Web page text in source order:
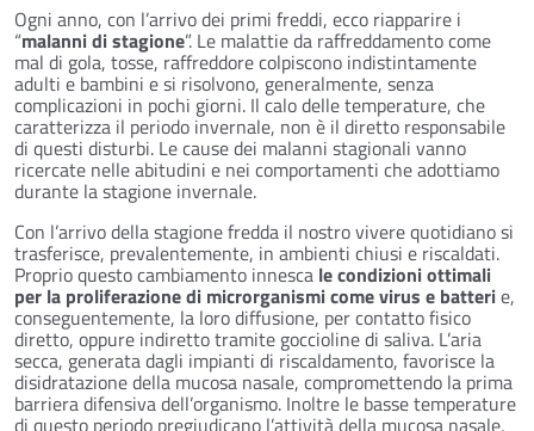
Ogni anno, con l’arrivo dei primi freddi, ecco riapparire i
“malanni di stagione”. Le malattie da raffreddamento come
mal di gola, tosse, raffreddore colpiscono indistintamente
adulti e bambini e si risolvono, generalmente, senza
complicazioni in pochi giorni. Il calo delle temperature, che
caratterizza il periodo invernale, non è il diretto responsabile
di questi disturbi. Le cause dei malanni stagionali vanno
ricercate nelle abitudini e nei comportamenti che adottiamo
durante la stagione invernale.
Con l’arrivo della stagione fredda il nostro vivere quotidiano si
trasferisce, prevalentemente, in ambienti chiusi e riscaldati.
Proprio questo cambiamento innesca le condizioni ottimali
per la proliferazione di microrganismi come virus e batterie,
conseguentemente, la loro diffusione, per contatto fisico
diretto, oppure indiretto tramite goccioline di saliva. L’aria
secca, generata dagli impianti di riscaldamento, favorisce la
disidratazione della mucosa nasale, compromettendo la prima
barriera difensiva dell’organismo. Inoltre le basse temperature
di questo periodo pregiudicano l’attività della mucosa nasale,